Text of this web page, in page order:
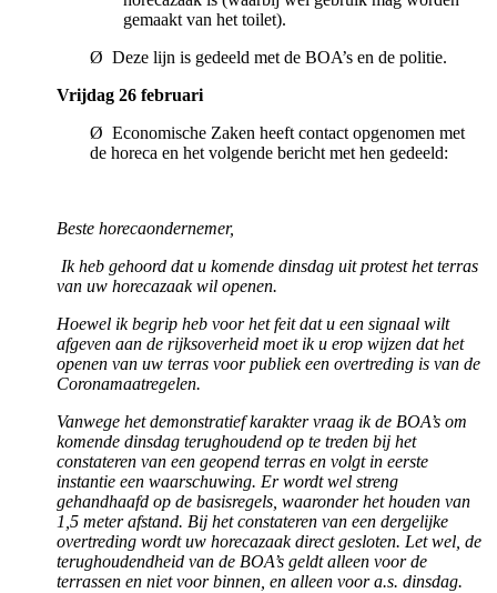
gemaakt van het toilet).
Ø Deze lijn is gedeeld met de BOA’s en de politie.
Vrijdag 26 februari
Ø Economische Zaken heeft contact opgenomen met
de horeca en het volgende bericht met hen gedeeld:
Beste horecaondernemer,
Ik heb gehoord dat u komende dinsdag uit protest het terras
van uw horecazaak wil openen.
Hoewel ik begrip heb voor het feit dat u een signaal wilt
afgeven aan de rijksoverheid moet ik u erop wijzen dat het
openen van uw terras voor publiek een overtreding is van de
Coronamaatregelen.
Vanwege hetdemonstratief karakter vraag ik de BOA’s om
komende dinsdag terughoudend op te treden bij het
constateren van een geopend terras en volgt in eerste
instantie een waarschuwing. Er wordt wel streng
gehandhaafd op de basisregels, waaronder het houden van
1,5 meter afstand. Bij het constateren van een dergelijke
overtreding wordt uw horecazaak direct gesloten. Let wel, de
terughoudendheid van de BOA’s geldt alleen voor de
terrassen en niet voor binnen, en alleen voor a.s. dinsdag.